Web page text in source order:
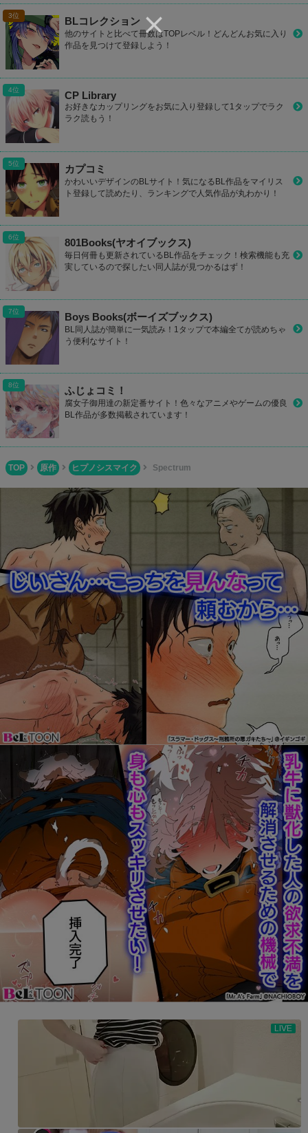
BLコレクション
他のサイトと比べて冊数はTOPレベル！どんどんお気に入り
作品を見つけて登録しよう！
CP Library
お好きなカップリングをお気に入り登録して1タップでラク
ラク読もう！
カプコミ
かわいいデザインのBLサイト！気になるBL作品をマイリス
ト登録して読めたり、ランキングで人気作品が丸わかり！
801Books(ヤオイブックス)
毎日何冊も更新されているBL作品をチェック！検索機能も充
実しているので探したい同人誌が見つかるはず！
Boys Books(ボーイズブックス)
BL同人誌が簡単に一気読み！1タップで本編全てが読めちゃ
う便利なサイト！
ふじょコミ！
腐女子御用達の新定番サイト！色々なアニメやゲームの優良
BL作品が多数掲載されています！
TOP 原作 ヒプノシスマイク Spectrum